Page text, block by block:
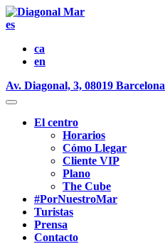
es
ca
en
Av. Diagonal, 3, 08019 Barcelona
El centro
Horarios
Cómo Llegar
Cliente VIP
Plano
The Cube
#PorNuestroMar
Turistas
Prensa
Contacto